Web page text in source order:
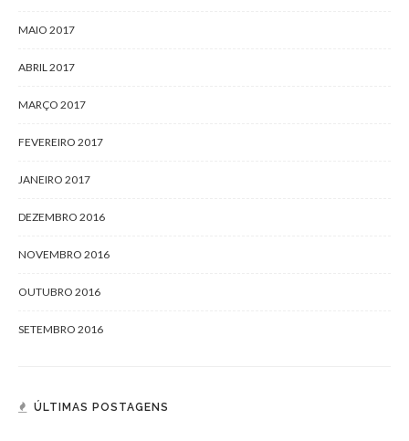
MAIO 2017
ABRIL 2017
MARÇO 2017
FEVEREIRO 2017
JANEIRO 2017
DEZEMBRO 2016
NOVEMBRO 2016
OUTUBRO 2016
SETEMBRO 2016
ÚLTIMAS POSTAGENS